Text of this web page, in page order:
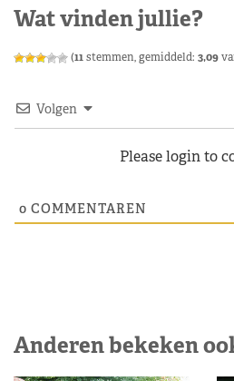
Wat vinden jullie?
(11stemmen, gemiddeld: 3,09
Volgen
Please login to
0 COMMENTAREN
Anderen bekeken